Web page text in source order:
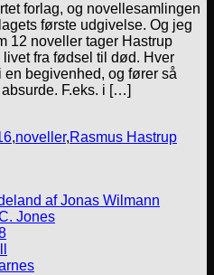
forlag, og novellesamlingen
første udgivelse. Og jeg
12 noveller tager Hastrup
fra fødsel til død. Hver
begivenhed, og fører så
F.eks. i […]
,noveller,Rasmus Hastrup
af Jonas Wilmann
Jones